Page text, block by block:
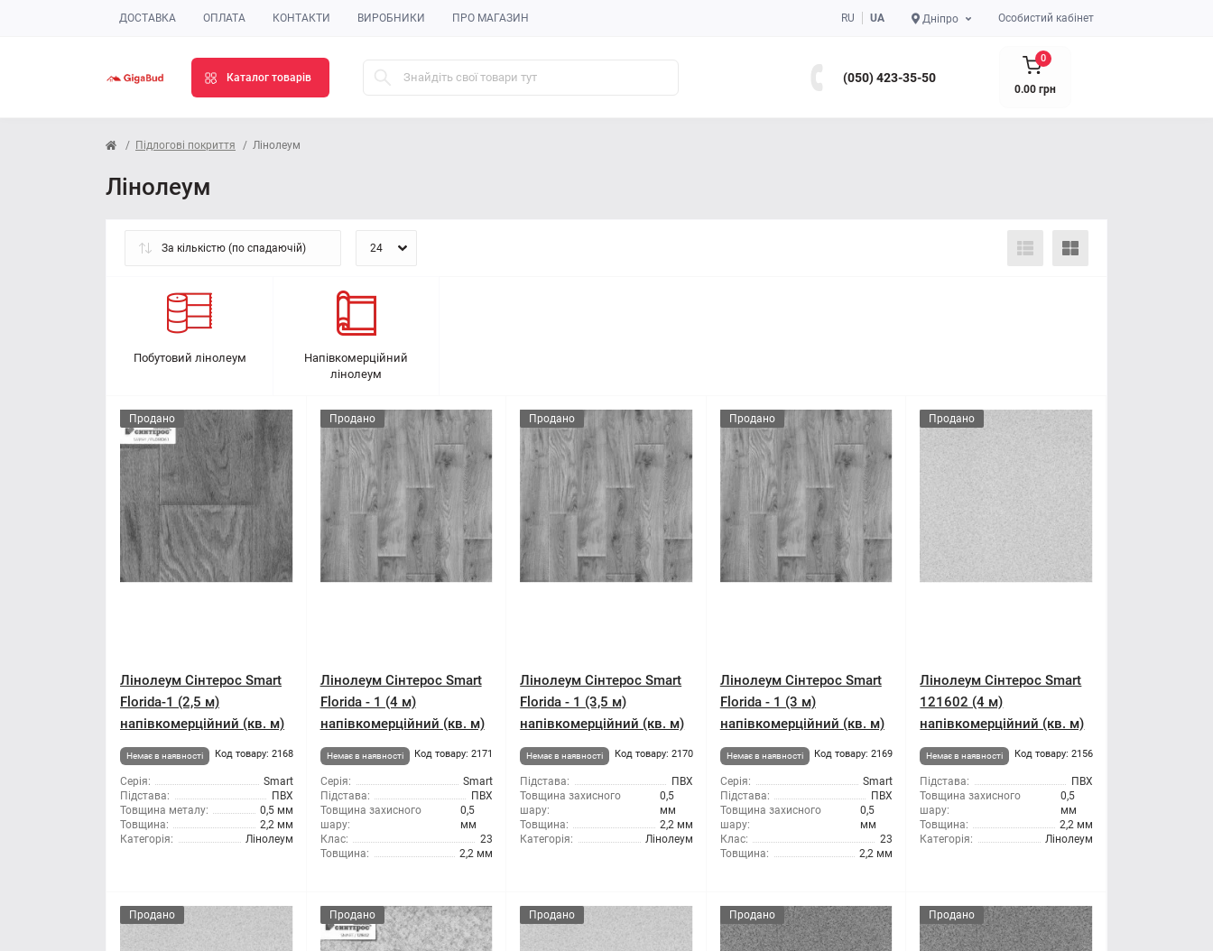
ДОСТАВКА ОПЛАТА КОНТАКТИ ВИРОБНИКИ ПРО МАГАЗИН RU UA Дніпро Особистий кабінет
Каталог товарів (050) 423-35-50
0
0.00 грн
Підлогові покриття Лінолеум
Лінолеум
Побутовий лінолеум
Напівкомерційний
лінолеум
Продано
Лінолеум Сінтерос Smart
Florida-1 (2,5 м)
напівкомерційний (кв. м)
Немає в наявності Код товару: 2168
Серія:
Smart
Підстава:
ПВХ
Товщина металу:
0,5 мм
Товщина:
2,2 мм
Категорія:
Лінолеум
Продано
Лінолеум Сінтерос Smart
Florida - 1 (4 м)
напівкомерційний (кв. м)
Немає в наявності Код товару: 2171
Серія:
Smart
Підстава:
ПВХ
Товщина захисного
шару:
0,5
мм
Клас:
23
Товщина:
2,2 мм
Продано
Лінолеум Сінтерос Smart
Florida - 1 (3,5 м)
напівкомерційний (кв. м)
Немає в наявності Код товару: 2170
Підстава:
ПВХ
Товщина захисного
шару:
0,5
мм
Товщина:
2,2 мм
Категорія:
Лінолеум
Продано
Лінолеум Сінтерос Smart
Florida - 1 (3 м)
напівкомерційний (кв. м)
Немає в наявності Код товару: 2169
Серія:
Smart
Підстава:
ПВХ
Товщина захисного
шару:
0,5
мм
Клас:
23
Товщина:
2,2 мм
Продано
Лінолеум Сінтерос Smart
121602 (4 м)
напівкомерційний (кв. м)
Немає в наявності Код товару: 2156
Підстава:
ПВХ
Товщина захисного
шару:
0,5
мм
Товщина:
2,2 мм
Категорія:
Лінолеум
Продано Продано Продано Продано Продано